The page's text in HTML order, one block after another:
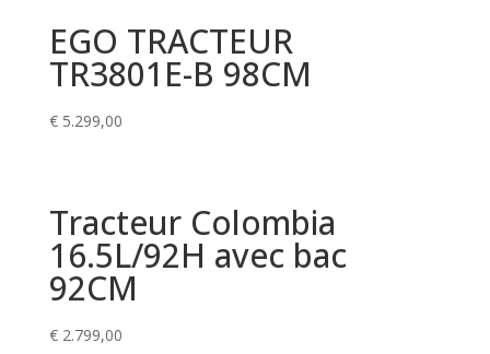
EGO TRACTEUR
TR3801E-B 98CM
€5.299,00
Tracteur Colombia
16.5L/92H avec bac
92CM
€2.799,00